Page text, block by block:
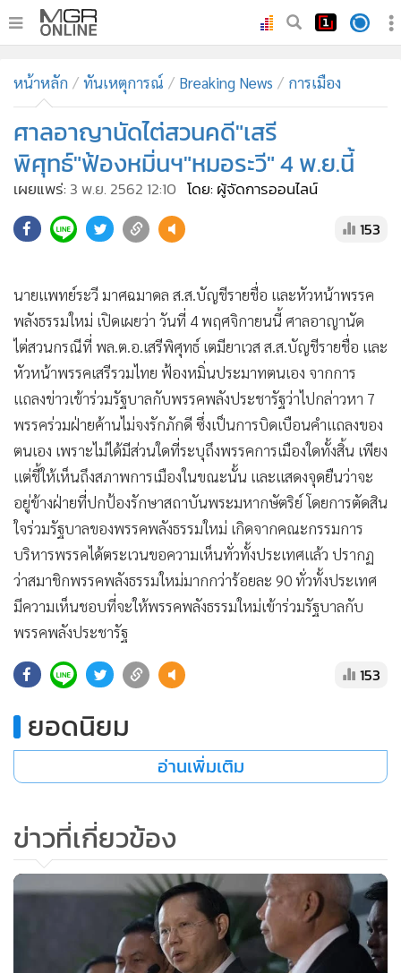
ทันเหตุการณ์
• ภาคใต้
• ภูมิภาค
Online Section
• ผู้จัดการรายวัน
• ละคร
• CbizReview
• Cyber BIZ
• ผู้จัดกวน
• Good health & Well-being
• Green Innovation & SD
• Management & HR
• MGR Live
• Infographic
• การเมือง
•
•
ต่างประเทศ
• เศรษฐกิจ-ธุรกิจ
• ชุมชน-คุณภาพชีวิต
• Motoring
• วิทยาศาสตร์
• SMEs
•
หุ้น
กองทุนรวม
หน้าหลัก ทันเหตุการณ์ Breaking News การเมือง
ศาลอาญานัดไต่สวนคดี"เสรี
พิศุทธ์"ฟ้องหมิ่นฯ"หมอระวี" 4 พ.ย.นี้
เผยแพร่: 3 พ.ย. 2562 12:10 โดย: ผู้จัดการออนไลน์
153
นายแพทย์ระวี มาศฉมาดล ส.ส.บัญชีรายชื่อ และหัวหน้าพรรค
พลังธรรมใหม่ เปิดเผยว่า วันที่ 4 พฤศจิกายนนี้ ศาลอาญานัด
ไต่สวนกรณีที่ พล.ต.อ.เสรีพิศุทธ์ เตมียาเวส ส.ส.บัญชีรายชื่อ และ
หัวหน้าพรรคเสรีรวมไทย ฟ้องหมิ่นประมาทตนเอง จากการ
แถลงข่าวเข้าร่วมรัฐบาลกับพรรคพลังประชารัฐว่าไปกล่าวหา 7
พรรคร่วมฝ่ายค้านไม่จงรักภักดี ซึ่งเป็นการบิดเบือนคำแถลงของ
ตนเอง เพราะไม่ได้มีส่วนใดที่ระบุถึงพรรคการเมืองใดทั้งสิ้น เพียง
แต่ชี้ให้เห็นถึงสภาพการเมืองในขณะนั้น และแสดงจุดยืนว่าจะ
อยู่ข้างฝ่ายที่ปกป้องรักษาสถาบันพระมหากษัตริย์ โดยการตัดสิน
ใจร่วมรัฐบาลของพรรคพลังธรรมใหม่ เกิดจากคณะกรรมการ
บริหารพรรคได้ตระเวนขอความเห็นทั่วทั้งประเทศแล้ว ปรากฏ
ว่าสมาชิกพรรคพลังธรรมใหม่มากกว่าร้อยละ 90 ทั่วทั้งประเทศ
มีความเห็นชอบที่จะให้พรรคพลังธรรมใหม่เข้าร่วมรัฐบาลกับ
พรรคพลังประชารัฐ
153
ยอดนิยม
อ่านเพิ่มเติม
ข่าวที่เกี่ยวข้อง